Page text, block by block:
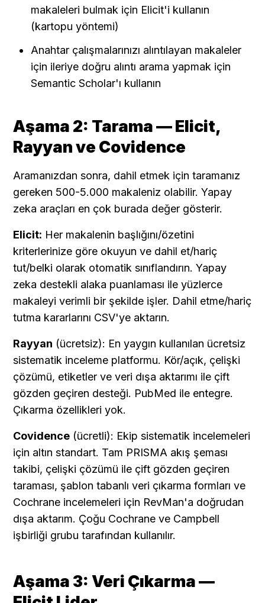
makaleleri bulmak için Elicit'i kullanın
(kartopu yöntemi)
Anahtar çalışmalarınızı alıntılayan makaleler
için ileriye doğru alıntı arama yapmak için
Semantic Scholar'ı kullanın
Aşama 2: Tarama — Elicit,
Rayyan ve Covidence
Aramanızdan sonra, dahil etmek için taramanız
gereken 500-5.000 makaleniz olabilir. Yapay
zeka araçları en çok burada değer gösterir.
Elicit: Her makalenin başlığını/özetini
kriterlerinize göre okuyun ve dahil et/hariç
tut/belki olarak otomatik sınıflandırın. Yapay
zeka destekli alaka puanlaması ile yüzlerce
makaleyi verimli bir şekilde işler. Dahil etme/hariç
tutma kararlarını CSV'ye aktarın.
Rayyan (ücretsiz): En yaygın kullanılan ücretsiz
sistematik inceleme platformu. Kör/açık, çelişki
çözümü, etiketler ve veri dışa aktarımı ile çift
gözden geçiren desteği. PubMed ile entegre.
Çıkarma özellikleri yok.
Covidence (ücretli): Ekip sistematik incelemeleri
için altın standart. Tam PRISMA akış şeması
takibi, çelişki çözümü ile çift gözden geçiren
taraması, şablon tabanlı veri çıkarma formları ve
Cochrane incelemeleri için RevMan'a doğrudan
dışa aktarım. Çoğu Cochrane ve Campbell
işbirliği grubu tarafından kullanılır.
Aşama 3: Veri Çıkarma —